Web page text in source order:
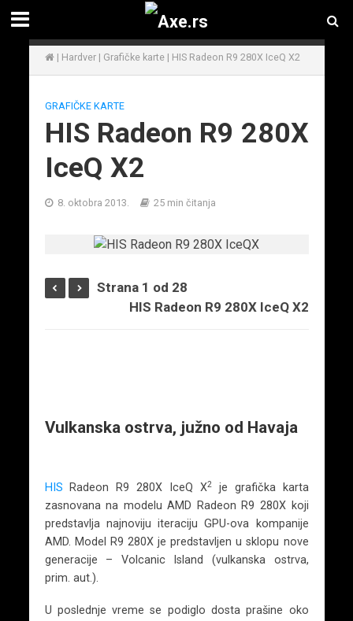
| Hardver| Grafičke karte| HIS Radeon R9 280X IceQ X2
GRAFIČKE KARTE
HIS Radeon R9 280X
IceQ X2
8. oktobra 2013. 25 min čitanja
Strana 1 od 28
HIS Radeon R9 280X IceQ X2
Vulkanska ostrva, južno od Havaja
HIS Radeon R9 280X IceQ X2je grafička karta
zasnovana na modelu AMD Radeon R9 280X koji
predstavlja najnoviju iteraciju GPU-ova kompanije
AMD. Model R9 280X je predstavljen u sklopu nove
generacije – Volcanic Island (vulkanska ostrva,
prim. aut.).
U poslednje vreme se podiglo dosta prašine oko